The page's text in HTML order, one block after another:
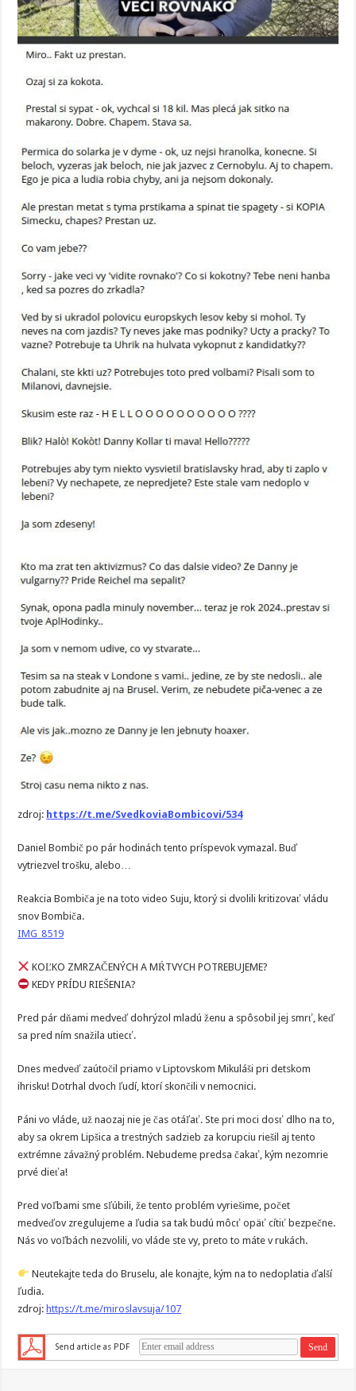
zdroj: https://t.me/SvedkoviaBombicovi/534
Daniel Bombič po pár hodinách tento príspevok vymazal. Buď
vytriezvel trošku, alebo…
Reakcia Bombiča je na toto video Suju, ktorý si dvolili kritizovať vládu
snov Bombiča.
IMG_8519
KOĽKO ZMRZAČENÝCH A MŔTVYCH POTREBUJEME?
KEDY PRÍDU RIEŠENIA?
Pred pár dňami medveď dohrýzol mladú ženu a spôsobil jej smrť, keď
sa pred ním snažila utiecť.
Dnes medveď zaútočil priamo v Liptovskom Mikuláši pri detskom
ihrisku! Dotrhal dvoch ľudí, ktorí skončili v nemocnici.
Páni vo vláde, už naozaj nie je čas otáľať. Ste pri moci dosť dlho na to,
aby sa okrem Lipšica a trestných sadzieb za korupciu riešil aj tento
extrémne závažný problém. Nebudeme predsa čakať, kým nezomrie
prvé dieťa!
Pred voľbami sme sľúbili, že tento problém vyriešime, počet
medveďov zregulujeme a ľudia sa tak budú môcť opäť cítiť bezpečne.
Nás vo voľbách nezvolili, vo vláde ste vy, preto to máte v rukách.
Neutekajte teda do Bruselu, ale konajte, kým na to nedoplatia ďalší
ľudia.
zdroj: https://t.me/miroslavsuja/107
Send article as PDF